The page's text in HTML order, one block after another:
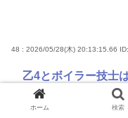
48 : 2026/05/28(木) 20:13:15.66
乙4とボイラー技士
厄介客に危険物持
ホーム 検索